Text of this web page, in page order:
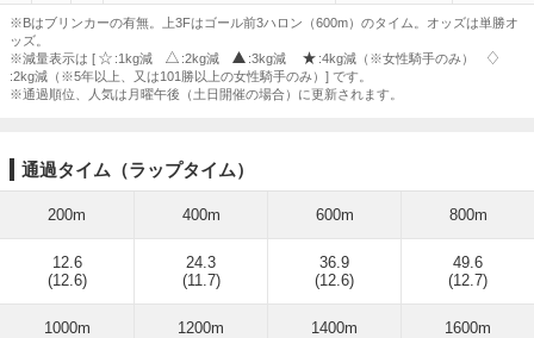
※Bはブリンカーの有無。上3Fはゴール前3ハロン（600m）のタイム。オッズは単勝オ
ッズ。
※減量表示は [
:1kg減 :2kg減 :3kg減
:4kg減（※女性騎手のみ）
:2kg減（※5年以上、又は101勝以上の女性騎手のみ）] です。
※通過順位、人気は月曜午後（土日開催の場合）に更新されます。
通過タイム（ラップタイム）
200m 400m 600m 800m
12.6
(12.6)
24.3
(11.7)
36.9
(12.6)
49.6
(12.7)
1000m 1200m 1400m 1600m